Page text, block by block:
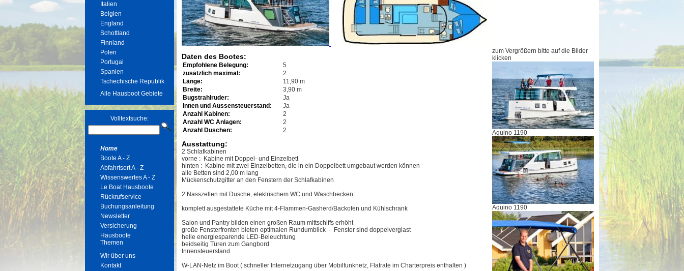
Italien
Belgien
England
Schottland
Finnland
Polen
Portugal
Spanien
Tschechische Republik
Alle Hausboot Gebiete
Volltextsuche:
Home
Boote A - Z
Abfahrtsort A - Z
Wissenswertes A - Z
Le Boat Hausboote
Rückrufservice
Buchungsanleitung
Newsletter
Versicherung
Hausboote
Themen
Wir über uns
Kontakt
Daten des Bootes:
Empfohlene Belegung:
5
zusätzlich maximal:
2
Länge:
11,90 m
Breite:
3,90 m
Bugstrahlruder:
Ja
Innen und Aussensteuerstand:
Ja
Anzahl Kabinen:
2
Anzahl WC Anlagen:
2
Anzahl Duschen:
2
Ausstattung:
2 Schlafkabinen
vorne : Kabine mit Doppel- und Einzelbett
hinten : Kabine mit zwei Einzelbetten, die in ein Doppelbett umgebaut werden können
alle Betten sind 2,00 m lang
Mückenschutzgitter an den Fenstern der Schlafkabinen
2 Nasszellen mit Dusche, elektrischem WC und Waschbecken
komplett ausgestattete Küche mit 4-Flammen-Gasherd/Backofen und Kühlschrank
Salon und Pantry bilden einen großen Raum mittschiffs erhöht
große Fensterfronten bieten optimalen Rundumblick - Fenster sind doppelverglast
helle energiesparende LED-Beleuchtung
beidseitig Türen zum Gangbord
Innensteuerstand
W-LAN-Netz im Boot ( schneller Internetzugang über Mobilfunknetz, Flatrate im Charterpreis enthalten )
zum Vergrößern bitte auf die Bilder
klicken
Aquino 1190
Aquino 1190